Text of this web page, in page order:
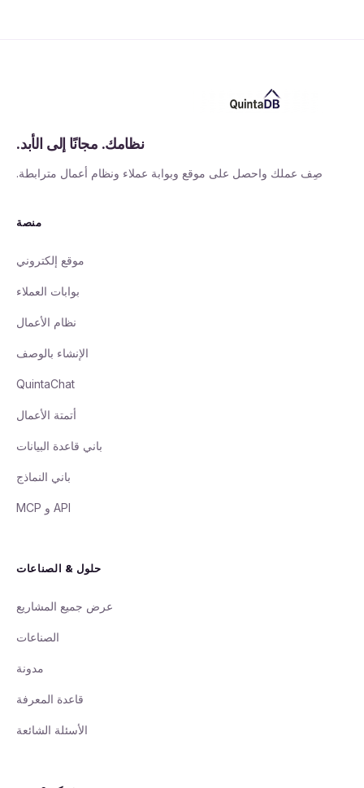
نظامك. مجانًا إلى الأبد.
صِف عملك واحصل على موقع وبوابة عملاء ونظام أعمال مترابطة.
منصة
موقع إلكتروني
بوابات العملاء
نظام الأعمال
الإنشاء بالوصف
QuintaChat
أتمتة الأعمال
باني قاعدة البيانات
باني النماذج
API و MCP
حلول & الصناعات
عرض جميع المشاريع
الصناعات
مدونة
قاعدة المعرفة
الأسئلة الشائعة